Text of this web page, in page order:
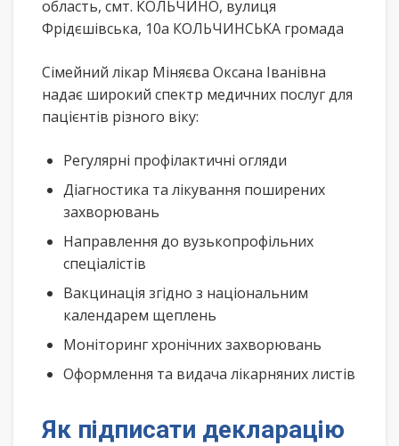
область, смт. КОЛЬЧИНО, вулиця
Фрідєшівська, 10а КОЛЬЧИНСЬКА громада
Сімейний лікар Міняєва Оксана Іванівна
надає широкий спектр медичних послуг для
пацієнтів різного віку:
Регулярні профілактичні огляди
Діагностика та лікування поширених
захворювань
Направлення до вузькопрофільних
спеціалістів
Вакцинація згідно з національним
календарем щеплень
Моніторинг хронічних захворювань
Оформлення та видача лікарняних листів
Як підписати декларацію